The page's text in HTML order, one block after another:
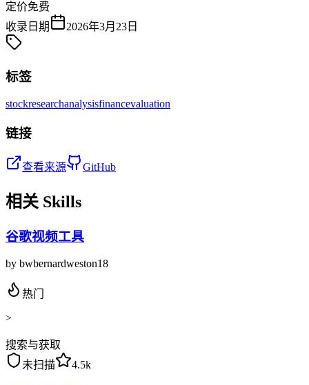
定价免费
收录日期
2026年3月23日
标签
stockresearchanalysisfinancevaluation
链接
查看来源 GitHub
相关 Skills
谷歌视频工具
by bwbernardweston18
热门
>
搜索与获取
未扫描
4.5k